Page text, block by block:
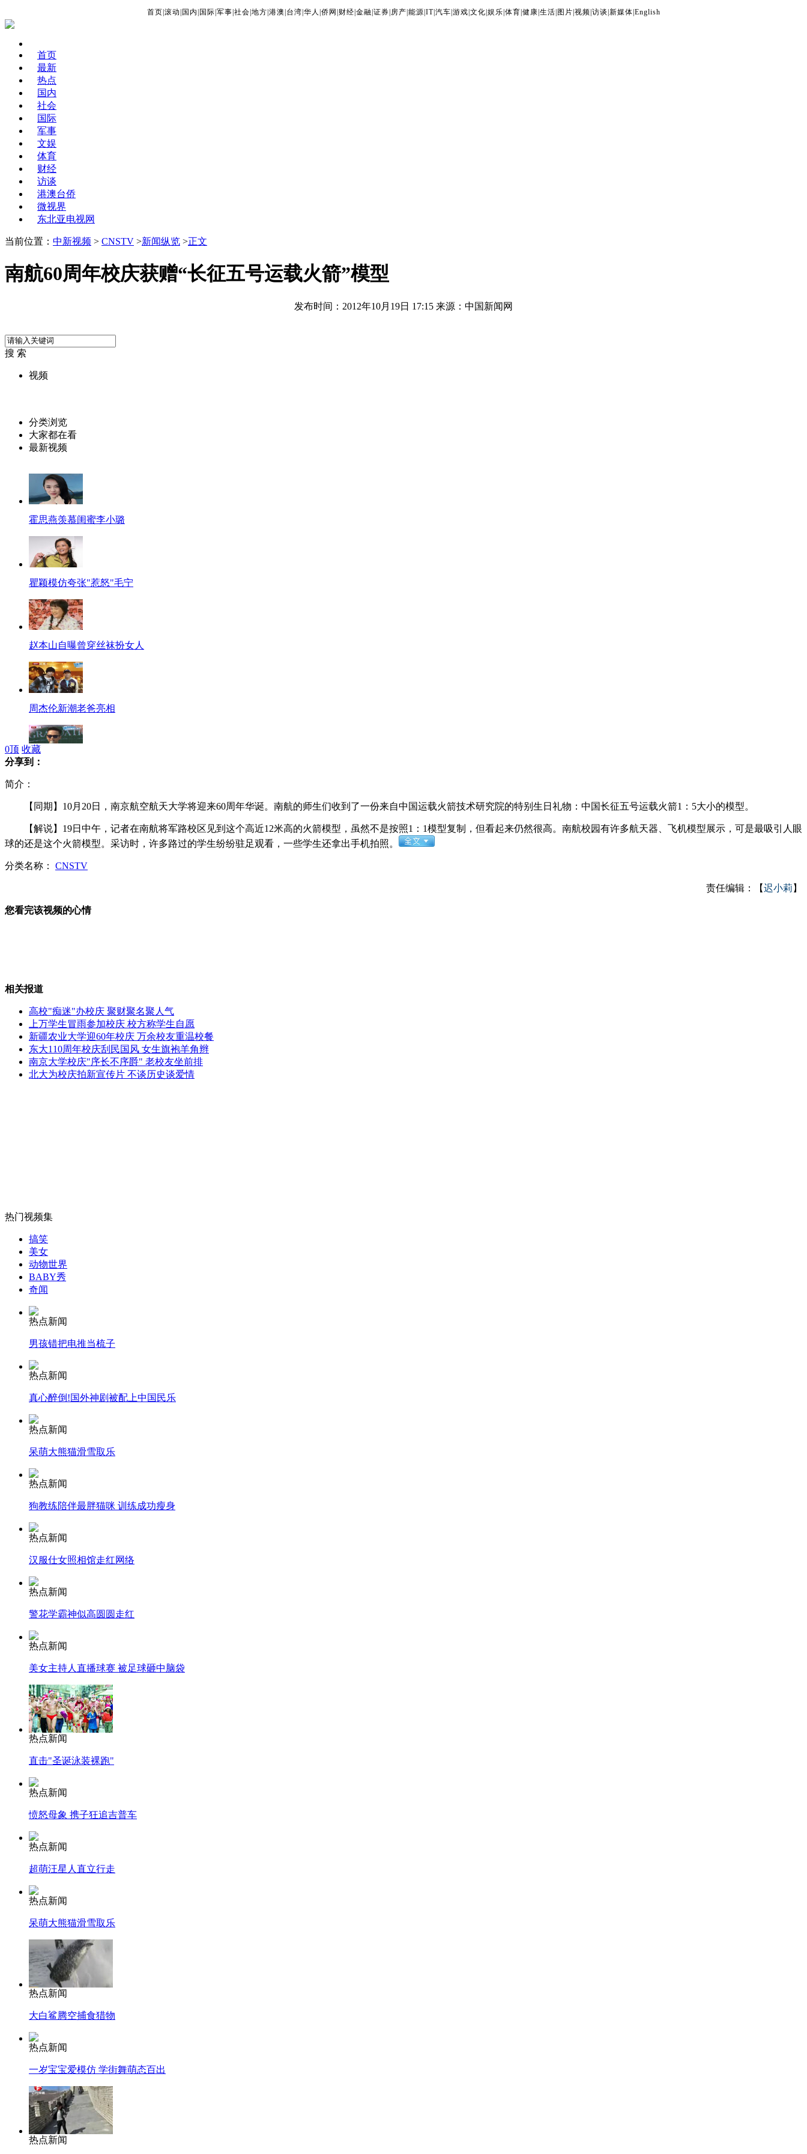
首页 滚动 国内 国际 军事 社会 地方 港澳 台湾 华人 侨网 财经 金融 证券 房产 能源 IT| 汽车 游戏 文化 娱乐 体育 健康 生活 图片 视频 访谈 新媒体 English
首页
最新
热点
国内
社会
国际
军事
文娱
体育
财经
访谈
港澳台侨
微视界
东北亚电视网
当前位置： 中新视频 > CNSTV >新闻纵览 >正文
南航60周年校庆获赠“长征五号运载火箭”模型
发布时间：2012年10月19日 17:15 来源：中国新闻网
搜 索
视频
分类浏览
大家都在看
最新视频
霍思燕羡慕闺蜜李小璐
瞿颖模仿夸张"惹怒"毛宁
赵本山自曝曾穿丝袜扮女人
周杰伦新潮老爸亮相
杭州地铁公布票价2-8元仍遭质疑
中国首列"100%低地板轻轨车"投入运行
外交部：反对强权政治霸凌主义
外交部：有关国家言论片面不公正
安徽一实载49人客车翻车
消防员救轻生者
司机酒驾遇交警 急速倒车逃窜
0顶 收藏
分享到：
简介：
【同期】10月20日，南京航空航天大学将迎来60周年华诞。南航的师生们收到了一份来自中国运载火箭技术研究院的特别生日礼物：中国长征五号运载火箭1：5大小的模型。
【解说】19日中午，记者在南航将军路校区见到这个高近12米高的火箭模型，虽然不是按照1：1模型复制，但看起来仍然很高。南航校园有许多航天器、飞机模型展示，可是最吸引人眼
球的还是这个火箭模型。采访时，许多路过的学生纷纷驻足观看，一些学生还拿出手机拍照。
分类名称： CNSTV
责任编辑：【迟小莉 】
您看完该视频的心情
相关报道
高校"痴迷"办校庆 聚财聚名聚人气
上万学生冒雨参加校庆 校方称学生自愿
新疆农业大学迎60年校庆 万余校友重温校餐
东大110周年校庆刮民国风 女生旗袍羊角辫
南京大学校庆"序长不序爵" 老校友坐前排
北大为校庆拍新宣传片 不谈历史谈爱情
热门视频集
搞笑
美女
动物世界
BABY秀
奇闻
热点新闻
男孩错把电推当梳子
热点新闻
真心醉倒!国外神剧被配上中国民乐
热点新闻
呆萌大熊猫滑雪取乐
热点新闻
狗教练陪伴最胖猫咪 训练成功瘦身
热点新闻
汉服仕女照相馆走红网络
热点新闻
警花学霸神似高圆圆走红
热点新闻
美女主持人直播球赛 被足球砸中脑袋
热点新闻
直击"圣诞泳装裸跑"
热点新闻
愤怒母象 携子狂追吉普车
热点新闻
超萌汪星人直立行走
热点新闻
呆萌大熊猫滑雪取乐
热点新闻
大白鲨腾空捕食猎物
热点新闻
一岁宝宝爱模仿 学街舞萌态百出
热点新闻